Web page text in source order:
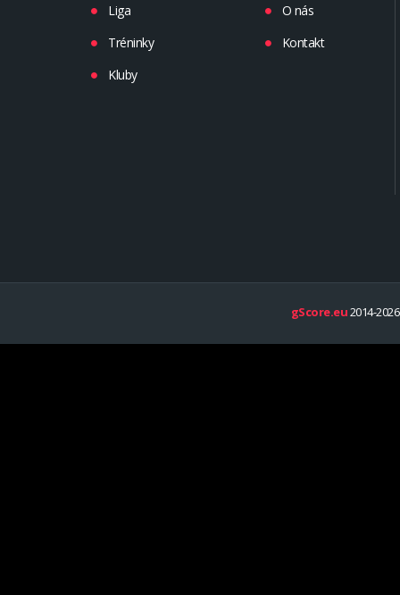
Liga
Tréninky
Kluby
O nás
Kontakt
gScore.eu2014-